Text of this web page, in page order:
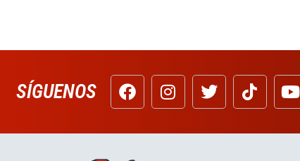
SÍGUENOS